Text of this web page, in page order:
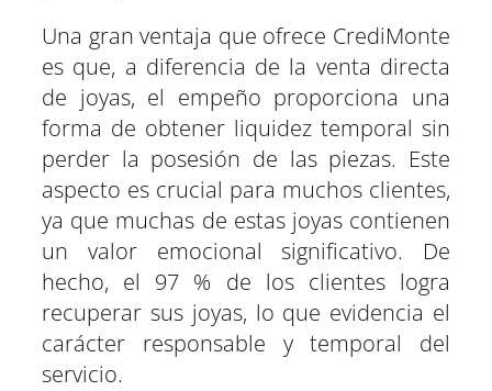
Una gran ventaja que ofrece CrediMonte
es que, a diferencia de la venta directa
de joyas, el empeño proporciona una
forma de obtener liquidez temporal sin
perder la posesión de las piezas. Este
aspecto es crucial para muchos clientes,
ya que muchas de estas joyas contienen
un valor emocional significativo. De
hecho, el 97 % de los clientes logra
recuperar sus joyas, lo que evidencia el
carácter responsable y temporal del
servicio.